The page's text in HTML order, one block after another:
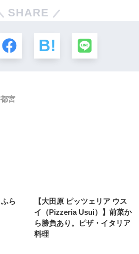
SHARE
宮
ら
【大田原 ピッツェリア ウス
イ（Pizzeria Usui）】前菜か
ら勝負あり。ピザ・イタリア
料理